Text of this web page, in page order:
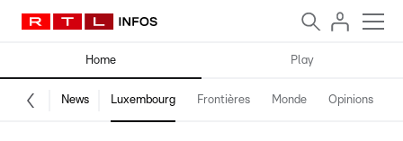
Home Play
News Luxembourg Frontières Monde Opinions